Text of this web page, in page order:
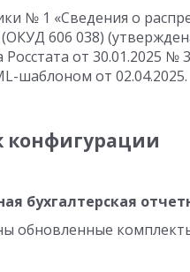
№ 1 «Сведения о
606 038)
от 30.01.2025 №
шаблоном от 02.04.2025.
конфигурации
бухгалтерская
обновленные